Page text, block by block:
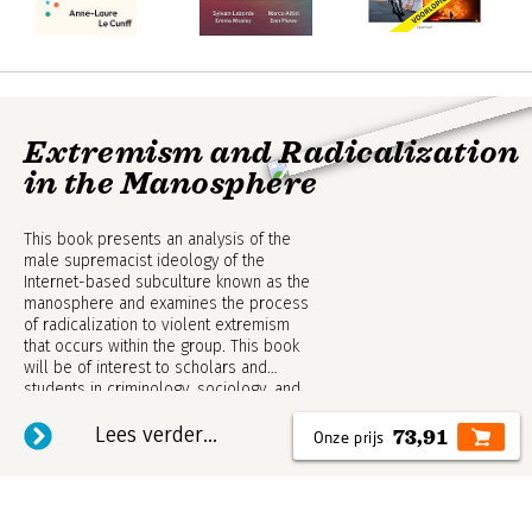
Extremism and Radicalization
in the Manosphere
This book presents an analysis of the
male supremacist ideology of the
Internet-based subculture known as the
manosphere and examines the process
of radicalization to violent extremism
that occurs within the group. This book
will be of interest to scholars and
students in criminology, sociology, and
Lees verder... 73,91